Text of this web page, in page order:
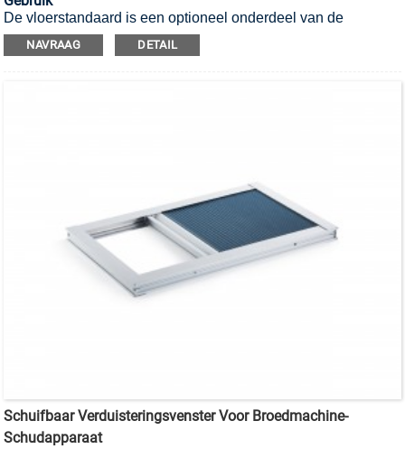
De vloerstandaard is een optioneel onderdeel van de
incubator-schudmachine.om te voldoen aan de vraag van de
gebruiker naar een gemakkelijke bediening van de
NAVRAAG DETAIL
Schuifbaar Verduisteringsvenster Voor Broedmachine-
Schudapparaat